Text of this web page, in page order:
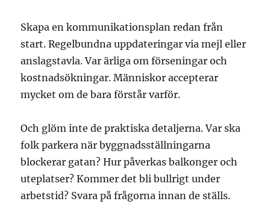
Skapa en kommunikationsplan redan från
start. Regelbundna uppdateringar via mejl eller
anslagstavla. Var ärliga om förseningar och
kostnadsökningar. Människor accepterar
mycket om de bara förstår varför.
Och glöm inte de praktiska detaljerna. Var ska
folk parkera när byggnadsställningarna
blockerar gatan? Hur påverkas balkonger och
uteplatser? Kommer det bli bullrigt under
arbetstid? Svara på frågorna innan de ställs.